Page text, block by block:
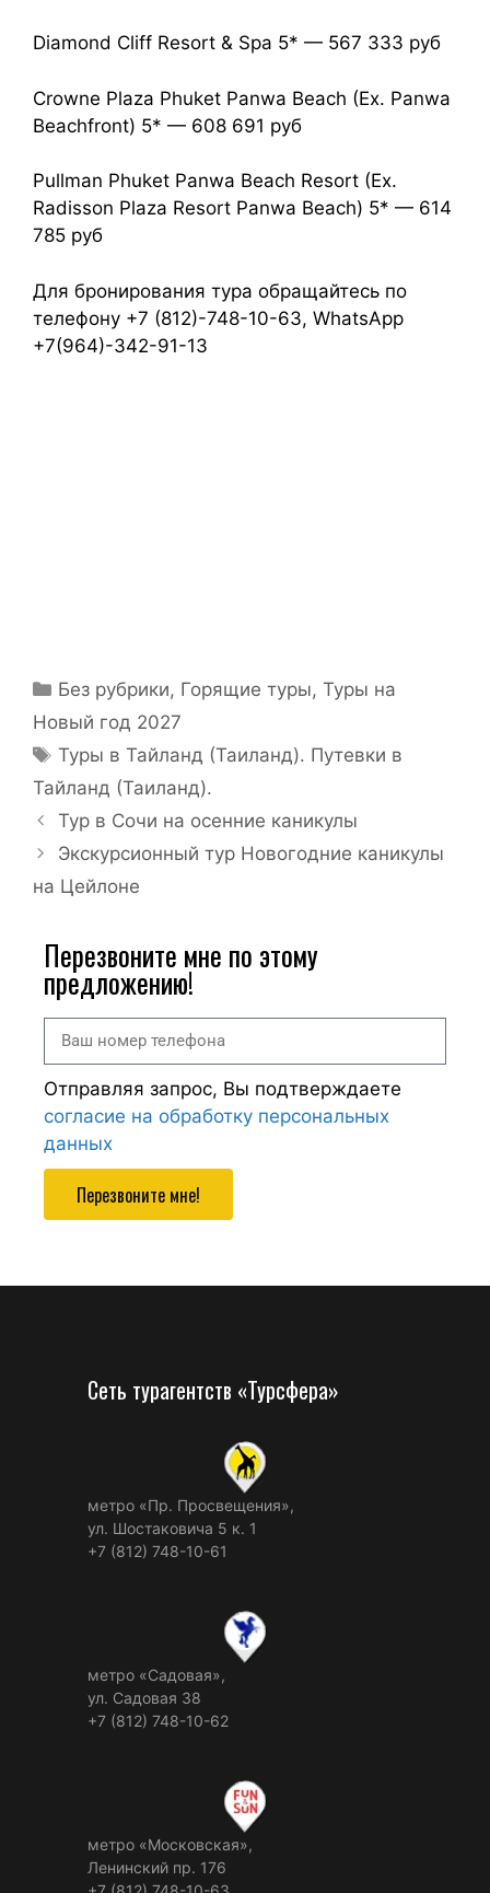
Diamond Cliff Resort & Spa 5* — 567 333 руб
Crowne Plaza Phuket Panwa Beach (Ex. Panwa
Beachfront) 5* — 608 691 руб
Pullman Phuket Panwa Beach Resort (Ex.
Radisson Plaza Resort Panwa Beach) 5* — 614
785 руб
Для бронирования тура обращайтесь по
телефону +7 (812)-748-10-63, WhatsApp
+7(964)-342-91-13
Без рубрики, Горящие туры,Туры на
Новый год 2027
Туры в Тайланд (Таиланд). Путевки в
Тайланд (Таиланд).
Тур в Сочи на осенние каникулы
Экскурсионный тур Новогодние каникулы
на Цейлоне
Перезвоните мне по этому
предложению!
Отправляя запрос, Вы подтверждаете
согласие на обработку персональных
данных
Перезвоните мне!
Сеть турагентств «Турсфера»
метро «Пр. Просвещения»,
ул. Шостаковича 5 к. 1
+7 (812) 748-10-61
метро «Садовая»,
ул. Садовая 38
+7 (812) 748-10-62
метро «Московская»,
Ленинский пр. 176